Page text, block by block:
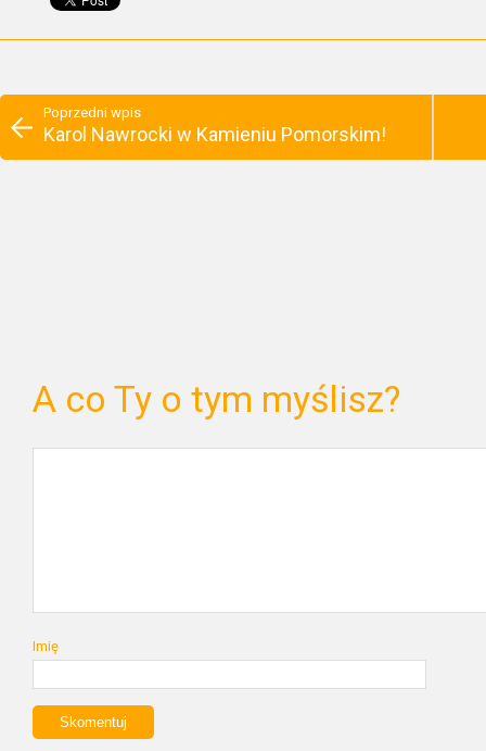
Poprzedni wpis
Karol Nawrocki w Kamieniu Pomorskim!
A co Ty o tym myślisz?
Imię